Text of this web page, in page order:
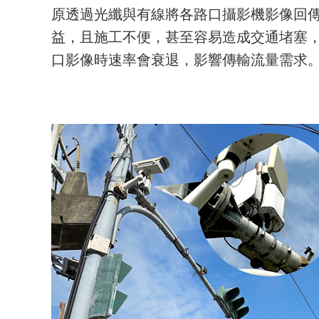
原透過光纖與有線將各路口攝影機影像回
益，且施工不便，甚至容易造成交通堵塞
口影像時速率會衰退，影響傳輸流量需求